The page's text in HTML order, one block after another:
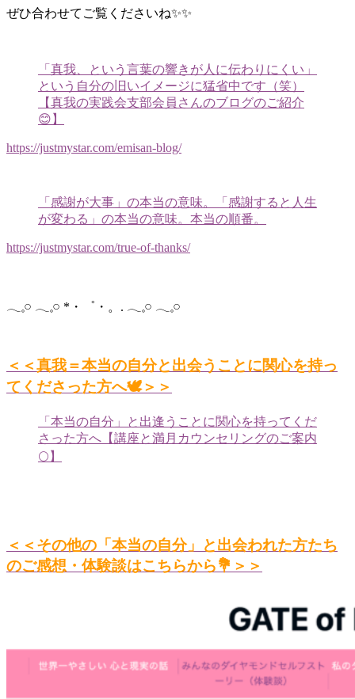
ぜひ合わせてご覧くださいね✨✨
「真我、という言葉の響きが人に伝わりにくい」
という自分の旧いイメージに猛省中です（笑）
【真我の実践会支部会員さんのブログのご紹介
😊】
https://justmystar.com/emisan-blog/
「感謝が大事」の本当の意味。「感謝すると人生
が変わる」の本当の意味。本当の順番。
https://justmystar.com/true-of-thanks/
𓂃𓈒𓏸 𓂃𓈒𓏸 *・゜・。. 𓂃𓈒𓏸 𓂃𓈒𓏸
＜＜真我＝本当の自分と出会うことに関心を持っ
てくださった方へ🕊＞＞
「本当の自分」と出逢うことに関心を持ってくだ
さった方へ【講座と満月カウンセリングのご案内
🌕】
＜＜その他の「本当の自分」と出会われた方たち
のご感想・体験談はこちらから💐＞＞